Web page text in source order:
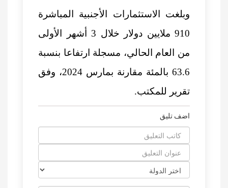
وبلغت الاستثمارات الأجنبية المباشرة
910 ملايين دولار خلال 3 أشهر الأولى
من العام الحالي، مسجلة ارتفاعا بنسبة
63.6 بالمئة مقارنة بمارس 2024، وفق
تقرير للمكتب.
اضف تليق